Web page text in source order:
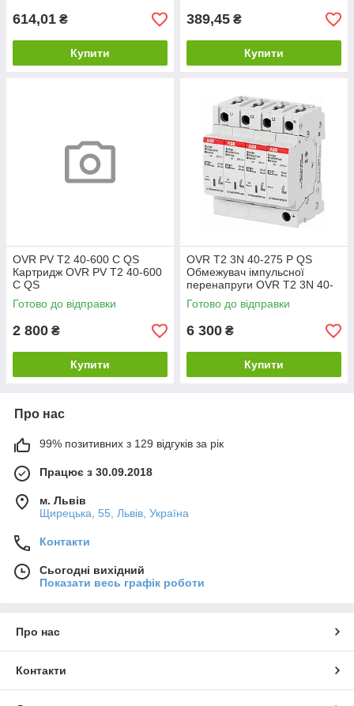
614,01 ₴
Купити
389,45 ₴
Купити
OVR PV T2 40-600 C QS
Картридж OVR PV T2 40-600
C QS
Готово до відправки
2 800 ₴
Купити
OVR T2 3N 40-275 P QS
Обмежувач імпульсної
перенапруги OVR T2 3N 40-
275 P QS
Готово до відправки
6 300 ₴
Купити
Про нас
99% позитивних з 129 відгуків за рік
Працює з 30.09.2018
м. Львів
Щирецька, 55, Львів, Україна
Контакти
Сьогодні вихідний
Показати весь графік роботи
Про нас
Контакти